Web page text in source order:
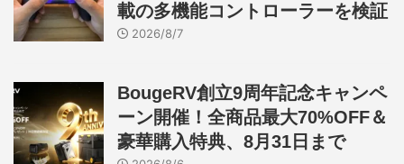
載の多機能コントローラーを検証
2026/8/7
BougeRV創立9周年記念キャンペ
ーン開催！全商品最大70%OFF＆
豪華購入特典、8月31日まで